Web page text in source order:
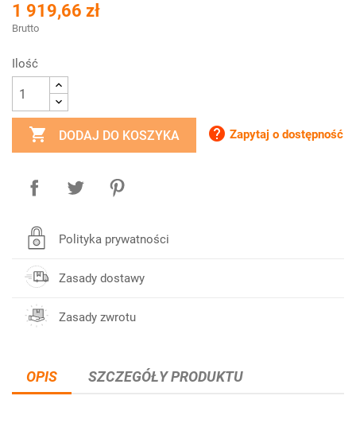
1 919,66 zł
Brutto
Ilość
 DODAJ DO KOSZYKA  Zapytaj o dostępność
Polityka prywatności
Zasady dostawy
Zasady zwrotu
OPIS SZCZEGÓŁY PRODUKTU